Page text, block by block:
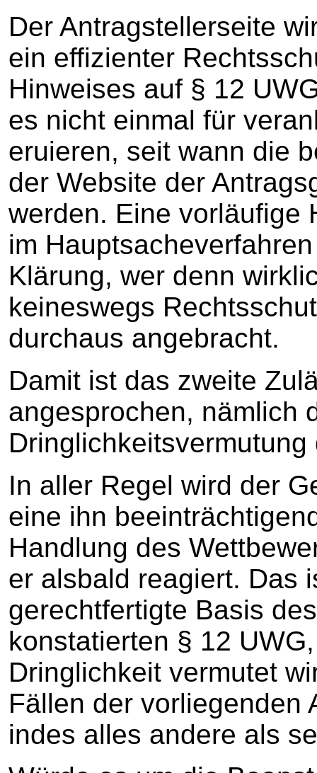
Der Antragstellerseite
ein effizienter
Hinweises auf § 12
es nicht einmal für
eruieren, seit wann die
der Website der
werden. Eine vorläufige
im
Klärung, wer denn
keineswegs
durchaus angebracht.
Damit ist das zweite
angesprochen, nämlich
In aller Regel wird der
eine ihn
Handlung des
er alsbald reagiert. Das
gerechtfertigte Basis
konstatierten § 12
Dringlichkeit vermutet
Fällen der vorliegenden
indes alles andere als